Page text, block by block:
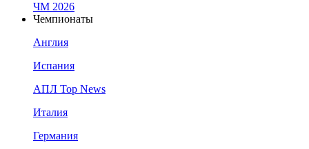
ЧМ 2026
Чемпионаты
Англия
Испания
АПЛ Top News
Италия
Германия